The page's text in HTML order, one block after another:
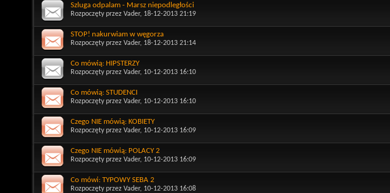
Szluga odpalam - Marsz niepodległości
Rozpoczęty przez Vader, 18-12-2013 21:19
STOP! nakurwiam w węgorza
Rozpoczęty przez Vader, 18-12-2013 21:14
Co mówią: HIPSTERZY
Rozpoczęty przez Vader, 10-12-2013 16:10
Co mówią: STUDENCI
Rozpoczęty przez Vader, 10-12-2013 16:10
Czego NIE mówią: KOBIETY
Rozpoczęty przez Vader, 10-12-2013 16:09
Czego NIE mówią: POLACY 2
Rozpoczęty przez Vader, 10-12-2013 16:09
Co mówi: TYPOWY SEBA 2
Rozpoczęty przez Vader, 10-12-2013 16:08